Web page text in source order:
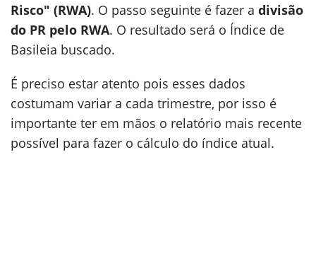
Risco" (RWA). O passo seguinte é fazer a divisão
do PR pelo RWA. O resultado será o Índice de
Basileia buscado.
É preciso estar atento pois esses dados
costumam variar a cada trimestre, por isso é
importante ter em mãos o relatório mais recente
possível para fazer o cálculo do índice atual.